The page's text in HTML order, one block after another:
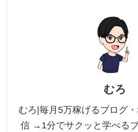
むろ
むろ|毎月5万稼げるブログ
信 →1分でサクッと学べる